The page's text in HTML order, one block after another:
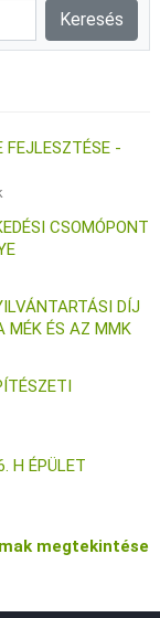
FEJLESZTÉSE -
CSOMÓPONT
DÍJ
MÉK ÉS AZ MMK
H ÉPÜLET
megtekintése